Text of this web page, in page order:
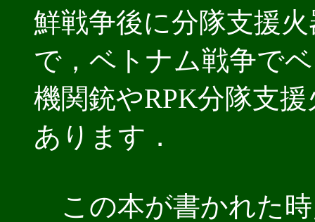
鮮戦争後に分隊支援
で，ベトナム戦争で
機関銃やRPK分隊支
あります．
この本が書かれた